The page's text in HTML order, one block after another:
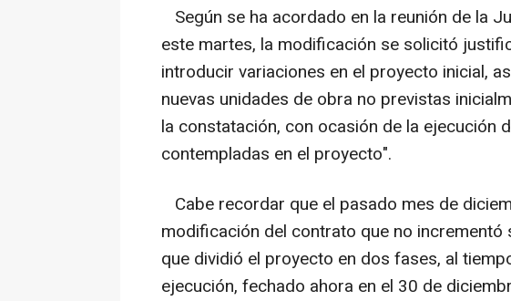
Según se ha acordado en la reunión de la
este martes, la modificación se solicitó
introducir variaciones en el proyecto inicial,
nuevas unidades de obra no previstas
la constatación, con ocasión de la ejecución
contempladas en el proyecto".
Cabe recordar que el pasado mes de
modificación del contrato que no
que dividió el proyecto en dos fases, al
ejecución, fechado ahora en el 30 de